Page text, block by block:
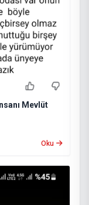
Mevlüt
Oku